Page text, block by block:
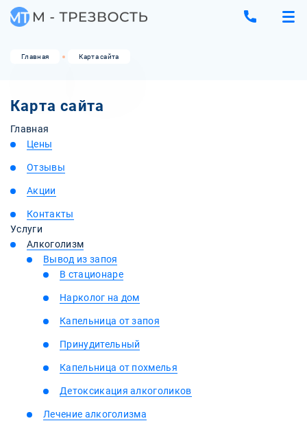
Главная Карта сайта
Карта сайта
Главная
Цены
Отзывы
Акции
Контакты
Услуги
Алкоголизм
Вывод из запоя
В стационаре
Нарколог на дом
Капельница от запоя
Принудительный
Капельница от похмелья
Детоксикация алкоголиков
Лечение алкоголизма